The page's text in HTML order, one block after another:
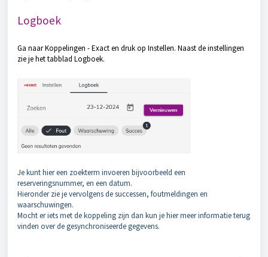
Logboek
Ga naar Koppelingen - Exact en druk op Instellen. Naast de instellingen
zie je het tabblad Logboek.
Je kunt hier een zoekterm invoeren bijvoorbeeld een
reserveringsnummer, en een datum.
Hieronder zie je vervolgens de successen, foutmeldingen en
waarschuwingen.
Mocht er iets met de koppeling zijn dan kun je hier meer informatie terug
vinden over de gesynchroniseerde gegevens.